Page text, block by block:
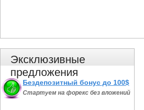
Эксклюзивные
предложения
Бездепозитный бонус до 100$
Стартуем на форекс без вложений